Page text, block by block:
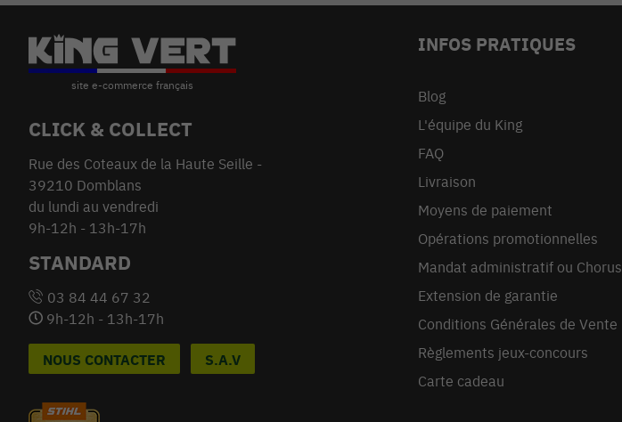
CLICK & COLLECT
Rue des Coteaux de la Haute Seille -
39210 Domblans
du lundi au vendredi
9h-12h - 13h-17h
STANDARD
03 84 44 67 32
9h-12h - 13h-17h
NOUS CONTACTER S.A.V
INFOS PRATIQUES
Blog
L'équipe du King
FAQ
Livraison
Moyens de paiement
Opérations promotionnelles
Mandat administratif ou Chorus
Extension de garantie
Conditions Générales de Vente
Règlements jeux-concours
Carte cadeau